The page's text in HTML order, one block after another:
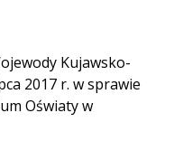
Kujawsko-
2017 r. w sprawie
Oświaty w